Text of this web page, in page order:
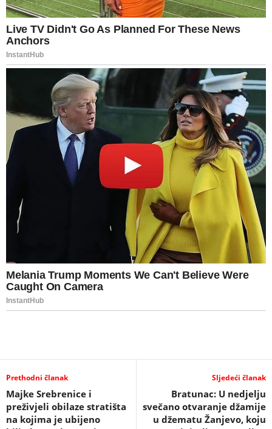
Prethodni članak
Majke Srebrenice i
preživjeli obilaze stratišta
na kojima je ubijeno
Sljedeći članak
Bratunac: U nedjelju
svečano otvaranje džamije
u džematu Žanjevo, koju